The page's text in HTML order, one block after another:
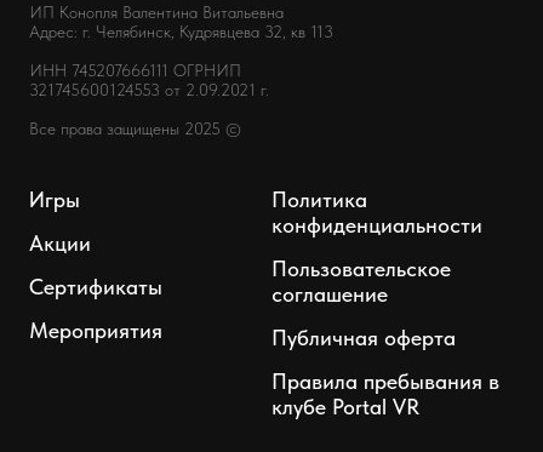
ИП Конопля Валентина Витальевна
Адрес: г. Челябинск, Кудрявцева 32, кв 113
ИНН 745207666111 ОГРНИП
321745600124553 от 2.09.2021 г.
Все права защищены 2025 ©
Игры
Акции
Сертификаты
Мероприятия
Политика
конфиденциальности
Пользовательское
соглашение
Публичная оферта
Правила пребывания в
клубе Portal VR